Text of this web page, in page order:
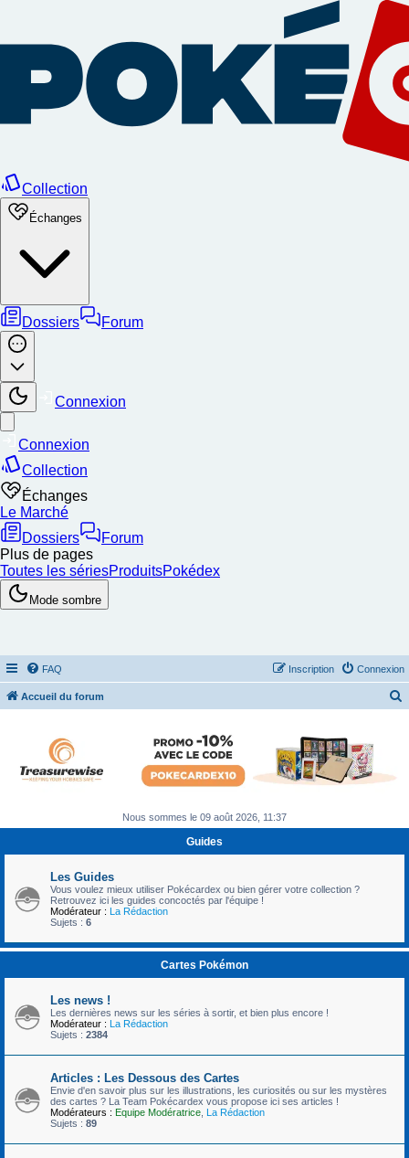
FAQ Connexion
Inscription
Accueil du forum
c
Nous sommes le 09 août 2026, 11:37
Guides
Les Guides
Vous voulez mieux utiliser Pokécardex ou bien gérer votre collection ?
Retrouvez ici les guides concoctés par l'équipe !
Modérateur : La Rédaction
Sujets : 6
Cartes Pokémon
Les news !
Les dernières news sur les séries à sortir, et bien plus encore !
Modérateur : La Rédaction
Sujets : 2384
Articles : Les Dessous des Cartes
Envie d'en savoir plus sur les illustrations, les curiosités ou sur les mystères
des cartes ? La Team Pokécardex vous propose ici ses articles !
Modérateurs : Equipe Modératrice La Rédaction
Sujets : 89